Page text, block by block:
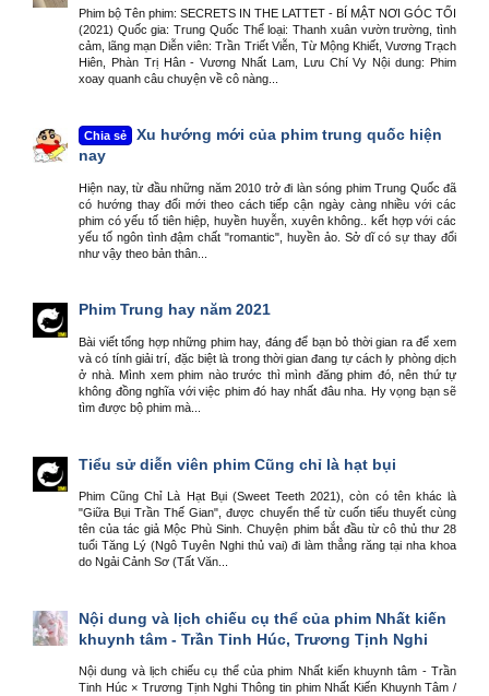
Phim bộ Tên phim: SECRETS IN THE LATTET - BÍ MẬT NƠI GÓC TỐI
(2021) Quốc gia: Trung Quốc Thể loại: Thanh xuân vườn trường, tình
cảm, lãng mạn Diễn viên: Trần Triết Viễn, Từ Mộng Khiết, Vương Trạch
Hiên, Phàn Trị Hân - Vương Nhất Lam, Lưu Chí Vy Nội dung: Phim
xoay quanh câu chuyện về cô nàng...
Chia sẻ
Xu hướng mới của phim trung quốc hiện
nay
Hiện nay, từ đầu những năm 2010 trở đi làn sóng phim Trung Quốc đã
có hướng thay đổi mới theo cách tiếp cận ngày càng nhiều với các
phim có yếu tố tiên hiệp, huyền huyễn, xuyên không.. kết hợp với các
yếu tố ngôn tình đậm chất "romantic", huyền ảo. Sở dĩ có sự thay đổi
như vậy theo bản thân...
Phim Trung hay năm 2021
Bài viết tổng hợp những phim hay, đáng để bạn bỏ thời gian ra để xem
và có tính giải trí, đặc biệt là trong thời gian đang tự cách ly phòng dịch
ở nhà. Mình xem phim nào trước thì mình đăng phim đó, nên thứ tự
không đồng nghĩa với việc phim đó hay nhất đâu nha. Hy vọng bạn sẽ
tìm được bộ phim mà...
Tiểu sử diễn viên phim Cũng chỉ là hạt bụi
Phim Cũng Chỉ Là Hạt Bụi (Sweet Teeth 2021), còn có tên khác là
"Giữa Bụi Trần Thế Gian", được chuyển thể từ cuốn tiểu thuyết cùng
tên của tác giả Mộc Phù Sinh. Chuyện phim bắt đầu từ cô thủ thư 28
tuổi Tăng Lý (Ngô Tuyên Nghi thủ vai) đi làm thẳng răng tại nha khoa
do Ngải Cảnh Sơ (Tất Văn...
Nội dung và lịch chiếu cụ thể của phim Nhất kiến
khuynh tâm - Trần Tinh Húc, Trương Tịnh Nghi
Nội dung và lịch chiếu cụ thể của phim Nhất kiến khuynh tâm - Trần
Tinh Húc × Trương Tịnh Nghi Thông tin phim Nhất Kiến Khuynh Tâm /